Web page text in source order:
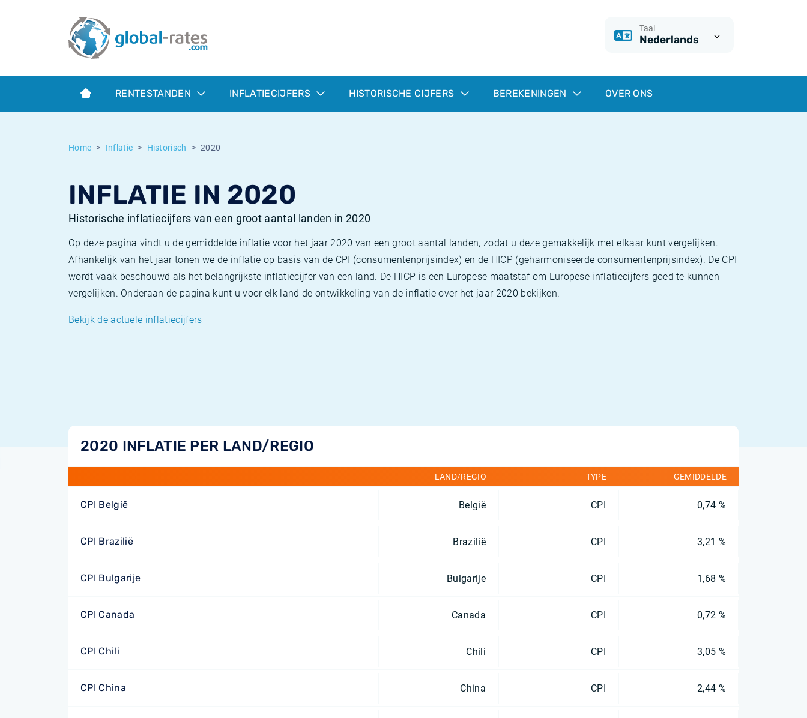
Taal
Nederlands
RENTESTANDEN INFLATIECIJFERS HISTORISCHE CIJFERS BEREKENINGEN OVER ONS
Home Inflatie Historisch 2020
INFLATIE IN 2020
Historische inflatiecijfers van een groot aantal landen in 2020
Op deze pagina vindt u de gemiddelde inflatie voor het jaar 2020 van een groot aantal landen, zodat u deze gemakkelijk met elkaar kunt vergelijken.
Afhankelijk van het jaar tonen we de inflatie op basis van de CPI (consumentenprijsindex) en de HICP (geharmoniseerde consumentenprijsindex). De CPI
wordt vaak beschouwd als het belangrijkste inflatiecijfer van een land. De HICP is een Europese maatstaf om Europese inflatiecijfers goed te kunnen
vergelijken. Onderaan de pagina kunt u voor elk land de ontwikkeling van de inflatie over het jaar 2020 bekijken.
Bekijk de actuele inflatiecijfers
2020 INFLATIE PER LAND/REGIO
LAND/REGIO TYPE GEMIDDELDE
CPI België België CPI 0,74 %
CPI Brazilië Brazilië CPI 3,21 %
CPI Bulgarije Bulgarije CPI 1,68 %
CPI Canada Canada CPI 0,72 %
CPI Chili Chili CPI 3,05 %
CPI China China CPI 2,44 %
Term SOFR
Wat is CPI inflatie?
Wat is HICP inflatie?
Europese inflatie - HICP
Euribor historie
ESTER historie
Historische inflatie
Inflatiecalculator